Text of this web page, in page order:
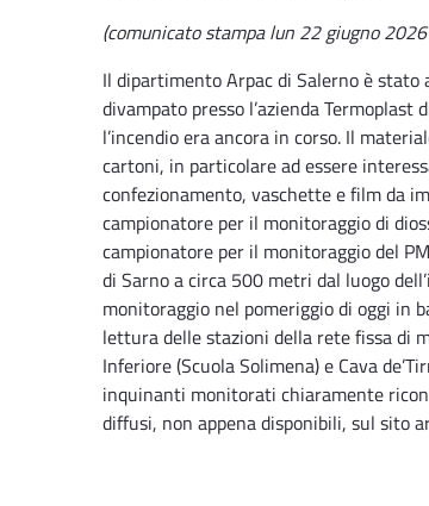
(comunicato stampa lun 22 giugno
Il dipartimento Arpac di Salerno è
divampato presso l’azienda Termoplast
l’incendio era ancora in corso. Il
cartoni, in particolare ad essere
confezionamento, vaschette e film da
campionatore per il monitoraggio di
campionatore per il monitoraggio del
di Sarno a circa 500 metri dal luogo
monitoraggio nel pomeriggio di oggi in
lettura delle stazioni della rete fissa di
Inferiore (Scuola Solimena) e Cava
inquinanti monitorati chiaramente
diffusi, non appena disponibili, sul sito